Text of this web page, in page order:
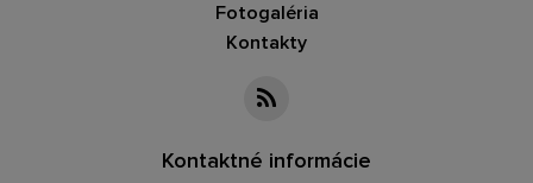
Fotogaléria
Kontakty
Kontaktné informácie